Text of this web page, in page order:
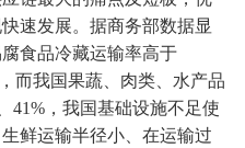
速发展。据商务部数据显
食品冷藏运输率高于
而我国果蔬、肉类、水产品
41%，我国基础设施不足使
鲜运输半径小、在运输过